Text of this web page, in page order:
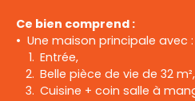
Ce bien comprend :
Une maison principale avec :
Entrée,
Belle pièce de vie de 32 m²,
Cuisine + coin salle à